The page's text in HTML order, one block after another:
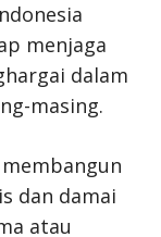
menjaga
dalam
masing.
dan damai
atau